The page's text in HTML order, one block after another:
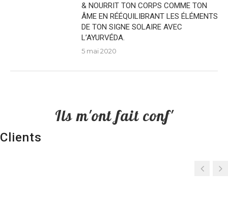
& NOURRIT TON CORPS COMME TON
ÂME EN RÉÉQUILIBRANT LES ÉLÉMENTS
DE TON SIGNE SOLAIRE AVEC
L’AYURVÉDA.
5 mai 2020
Ils m'ont fait conf'
Clients